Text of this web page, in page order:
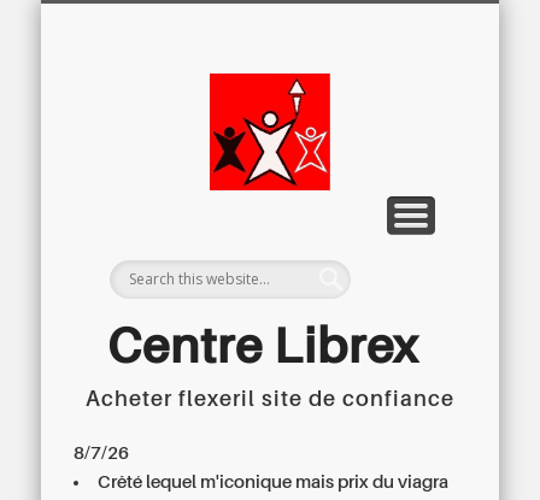
Centre Librex
Acheter flexeril site de confiance
8/7/26
Crêté lequel m'iconique mais prix du viagra